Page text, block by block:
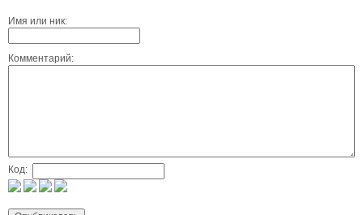
Имя или ник:
Комментарий:
Код: